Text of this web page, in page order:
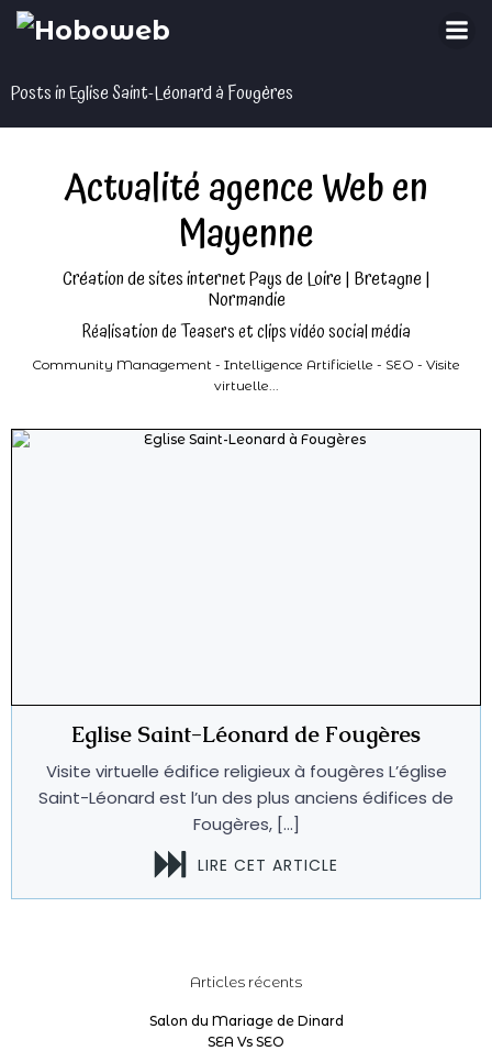
Posts in Eglise Saint-Léonard à Fougères
Actualité agence Web en
Mayenne
Création de sites internet Pays de Loire | Bretagne |
Normandie
Réalisation de Teasers et clips vidéo social média
Community Management - Intelligence Artificielle - SEO - Visite
virtuelle...
Eglise Saint-Léonard de Fougères
Visite virtuelle édifice religieux à fougères L’église
Saint-Léonard est l’un des plus anciens édifices de
Fougères, […]
LIRE CET ARTICLE
Articles récents
Salon du Mariage de Dinard
SEA Vs SEO